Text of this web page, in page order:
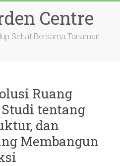
Centre
Sehat Bersama Tanaman
Ruang
tentang
dan
Membangun